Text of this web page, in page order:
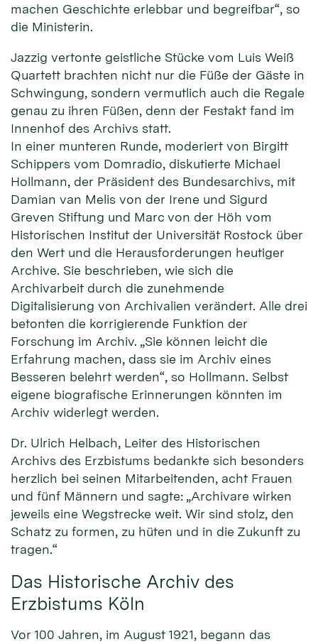
machen Geschichte erlebbar und begreifbar“, so
die Ministerin.
Jazzig vertonte geistliche Stücke vom Luis Weiß
Quartett brachten nicht nur die Füße der Gäste in
Schwingung, sondern vermutlich auch die Regale
genau zu ihren Füßen, denn der Festakt fand im
Innenhof des Archivs statt.
In einer munteren Runde, moderiert von Birgitt
Schippers vom Domradio, diskutierte Michael
Hollmann, der Präsident des Bundesarchivs, mit
Damian van Melis von der Irene und Sigurd
Greven Stiftung und Marc von der Höh vom
Historischen Institut der Universität Rostock über
den Wert und die Herausforderungen heutiger
Archive. Sie beschrieben, wie sich die
Archivarbeit durch die zunehmende
Digitalisierung von Archivalien verändert. Alle drei
betonten die korrigierende Funktion der
Forschung im Archiv. „Sie können leicht die
Erfahrung machen, dass sie im Archiv eines
Besseren belehrt werden“, so Hollmann. Selbst
eigene biografische Erinnerungen könnten im
Archiv widerlegt werden.
Dr. Ulrich Helbach, Leiter des Historischen
Archivs des Erzbistums bedankte sich besonders
herzlich bei seinen Mitarbeitenden, acht Frauen
und fünf Männern und sagte: „Archivare wirken
jeweils eine Wegstrecke weit. Wir sind stolz, den
Schatz zu formen, zu hüten und in die Zukunft zu
tragen.“
Das Historische Archiv des
Erzbistums Köln
Vor 100 Jahren, im August 1921, begann das